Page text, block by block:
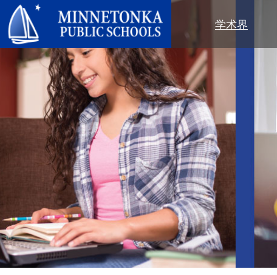
明尼通卡公立学校
学术界
地区项目
进阶学习
计算机科学与编程
数字健康与保健
语言沉浸式教学
音乐选项
“导航员”计划
奥尔维斯反欺凌项目
Tonka 在线
学前教育
幼儿筛查
幼儿家庭教育（ECFE）
幼儿特殊教育（ECSE）
“小探险家”托儿所
全区
卓越庆典
服务庆典
社区教育
有目标的育儿
“为更绿色的未来”再利用与回收活
动
Tonka 提供
小学
区合唱团
Tonka 辅导
青少年素质教育
青少年文娱活动
社区教育
明尼通卡幼儿园与ECFE
探索者（托儿所）
青年
成人课程
活动
领导力
年度报告
学区政策
校董会
校长
关于明尼通卡学区
区域地图（在新窗口/标签页中打开）
使命、信念与愿景
家长与学生手册
引以为豪之处
员工名录